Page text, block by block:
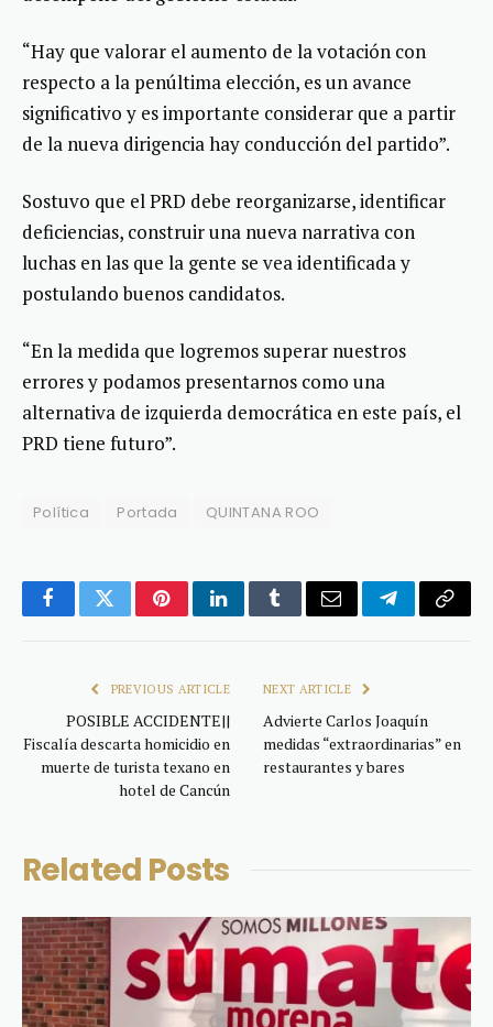
“Hay que valorar el aumento de la votación con
respecto a la penúltima elección, es un avance
significativo y es importante considerar que a partir
de la nueva dirigencia hay conducción del partido”.
Sostuvo que el PRD debe reorganizarse, identificar
deficiencias, construir una nueva narrativa con
luchas en las que la gente se vea identificada y
postulando buenos candidatos.
“En la medida que logremos superar nuestros
errores y podamos presentarnos como una
alternativa de izquierda democrática en este país, el
PRD tiene futuro”.
Política Portada QUINTANA ROO
FacebookTwitterPinterestLinkedInTumblrEmail TelegramCopy
PREVIOUS ARTICLE
POSIBLE ACCIDENTE||
Fiscalía descarta homicidio en
muerte de turista texano en
hotel de Cancún
NEXT ARTICLE
Advierte Carlos Joaquín
medidas “extraordinarias” en
restaurantes y bares
Related Posts